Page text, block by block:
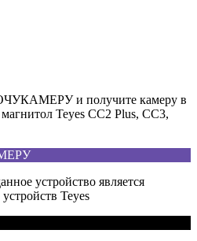
и получите камеру в
Teyes CC2 Plus, CC3,
устройство является
Teyes